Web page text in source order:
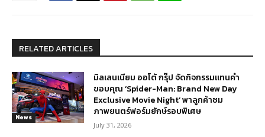
RELATED ARTICLES
News
มิลเลนเนียม ออโต้ กรุ๊ป จัดกิจกรรมแทนคำ
ขอบคุณ ‘Spider-Man: Brand New Day
Exclusive Movie Night’ พาลูกค้าชม
ภาพยนตร์ฟอร์มยักษ์รอบพิเศษ
July 31, 2026